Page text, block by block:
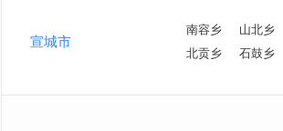
宣城市
南容乡 山北乡
北贡乡
石鼓乡